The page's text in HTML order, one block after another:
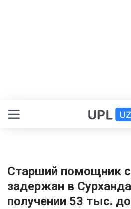
Старший помощник
задержан в
получении 53 тыс.